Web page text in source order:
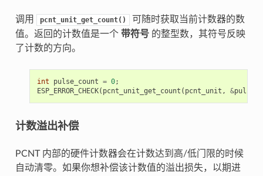
调用 pcnt_unit_get_count()
可随时获取当前计数器的数
值。返回的计数值是一个 带符号的整型数，其符号反映
了计数的方向。
int pulse_count = 0;
ESP_ERROR_CHECK( pcnt_unit_get_count ( pcnt_unit , &
计数溢出补偿
PCNT 内部的硬件计数器会在计数达到高/低门限的时候
自动清零。如果你想补偿该计数值的溢出损失，以期进